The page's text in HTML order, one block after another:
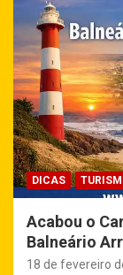
DICAS
Acabou o
Balneário
18 de fevereiro